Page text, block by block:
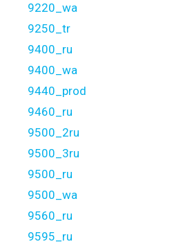
9220_wa
9250_tr
9400_ru
9400_wa
9440_prod
9460_ru
9500_2ru
9500_3ru
9500_ru
9500_wa
9560_ru
9595_ru